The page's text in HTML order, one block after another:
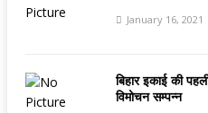
January 16, 2021
बिहार इकाई की
विमोचन सम्पन्न